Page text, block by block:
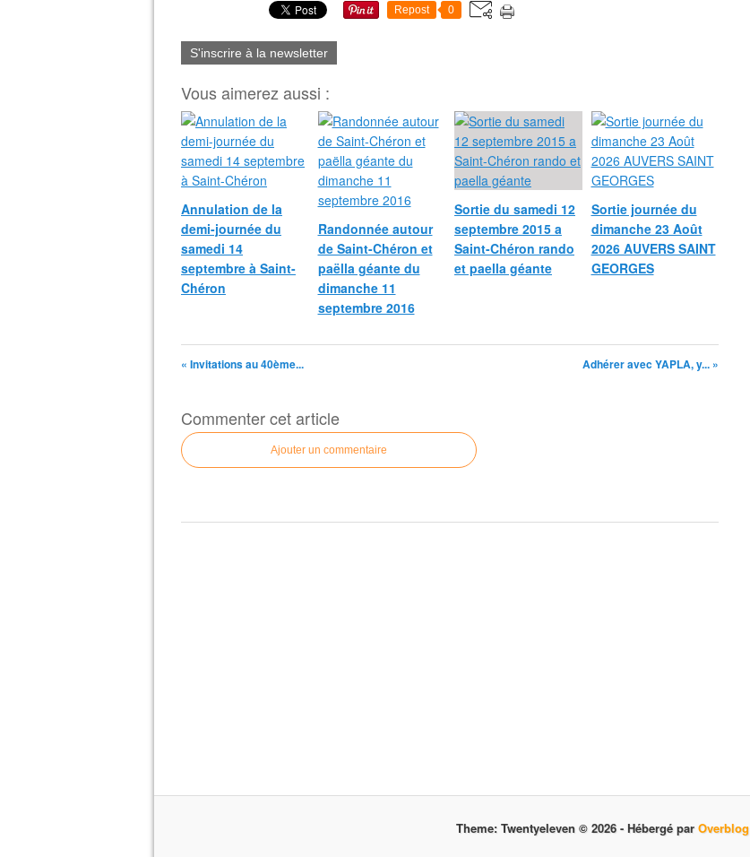
Repost 0
S'inscrire à la newsletter
Vous aimerez aussi :
Annulation de la
demi-journée du
samedi 14
septembre à Saint-
Chéron
Randonnée autour
de Saint-Chéron et
paëlla géante du
dimanche 11
septembre 2016
Sortie du samedi 12
septembre 2015 a
Saint-Chéron rando
et paella géante
Sortie journée du
dimanche 23 Août
2026 AUVERS SAINT
GEORGES
« Invitations au 40ème... Adhérer avec YAPLA, y... »
Commenter cet article
Ajouter un commentaire
Theme: Twentyeleven © 2026 - Hébergé par Overblog